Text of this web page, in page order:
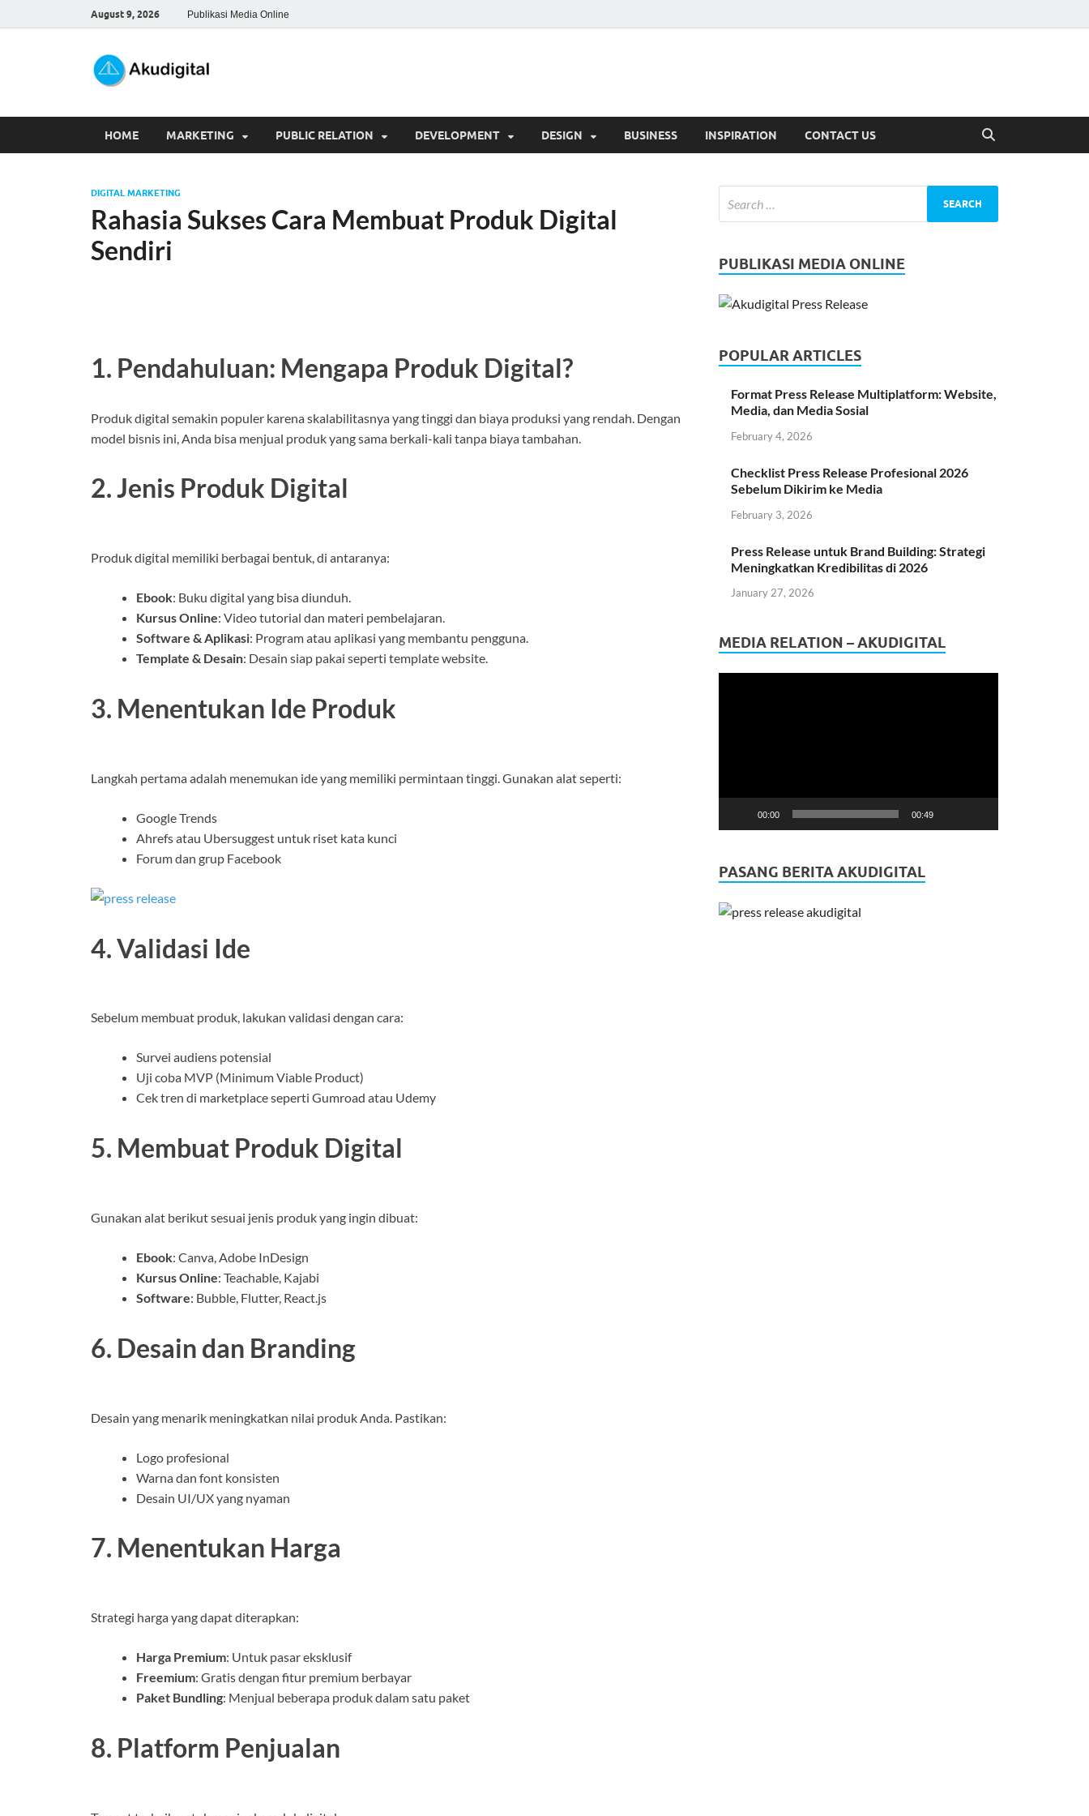
August 9, 2026 Publikasi Media Online
HOME MARKETING PUBLIC RELATION DEVELOPMENT DESIGN BUSINESS INSPIRATION CONTACT US
DIGITAL MARKETING
Rahasia Sukses Cara Membuat Produk Digital
Sendiri
1. Pendahuluan: Mengapa Produk Digital?
Produk digital semakin populer karena skalabilitasnya yang tinggi dan biaya produksi yang rendah. Dengan
model bisnis ini, Anda bisa menjual produk yang sama berkali-kali tanpa biaya tambahan.
2. Jenis Produk Digital
Produk digital memiliki berbagai bentuk, di antaranya:
Ebook: Buku digital yang bisa diunduh.
Kursus Online: Video tutorial dan materi pembelajaran.
Software & Aplikasi: Program atau aplikasi yang membantu pengguna.
Template & Desain: Desain siap pakai seperti template website.
3. Menentukan Ide Produk
Langkah pertama adalah menemukan ide yang memiliki permintaan tinggi. Gunakan alat seperti:
Google Trends
Ahrefs atau Ubersuggest untuk riset kata kunci
Forum dan grup Facebook
4. Validasi Ide
Sebelum membuat produk, lakukan validasi dengan cara:
Survei audiens potensial
Uji coba MVP (Minimum Viable Product)
Cek tren di marketplace seperti Gumroad atau Udemy
5. Membuat Produk Digital
Gunakan alat berikut sesuai jenis produk yang ingin dibuat:
Ebook: Canva, Adobe InDesign
Kursus Online: Teachable, Kajabi
Software: Bubble, Flutter, React.js
6. Desain dan Branding
Desain yang menarik meningkatkan nilai produk Anda. Pastikan:
Logo profesional
Warna dan font konsisten
Desain UI/UX yang nyaman
7. Menentukan Harga
Strategi harga yang dapat diterapkan:
Harga Premium: Untuk pasar eksklusif
Freemium: Gratis dengan fitur premium berbayar
Paket Bundling: Menjual beberapa produk dalam satu paket
8. Platform Penjualan
PUBLIKASI MEDIA ONLINE
POPULAR ARTICLES
Format Press Release Multiplatform: Website,
Media, dan Media Sosial
February 4, 2026
Checklist Press Release Profesional 2026
Sebelum Dikirim ke Media
February 3, 2026
Press Release untuk Brand Building: Strategi
Meningkatkan Kredibilitas di 2026
January 27, 2026
MEDIA RELATION – AKUDIGITAL
00:00 00:49
PASANG BERITA AKUDIGITAL